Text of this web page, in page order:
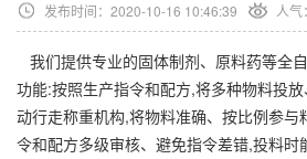
发布时间：2020-10-16 10:46:39 人气：
我们提供专业的固体制剂、原料药等全
功能:按照生产指令和配方,将多种物料投
动行走称重机构,将物料准确、按比例参与
令和配方多级审核、避免指令差错,投料时